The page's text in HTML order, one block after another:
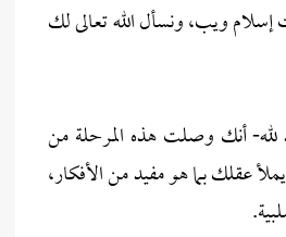
ويب، ونسأل الله تعالى لك
أنك وصلت هذه المرحلة من
عقلك بما هو مفيد من الأفكار،